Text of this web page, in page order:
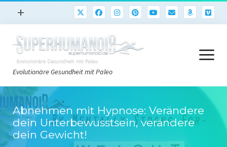
Menü
öffnen
+
Paleo
Rezepte
Sport
Abnehmen
Gehirn
Freeletics
Evolutionäre Gesundheit mit Paleo
Menü
öffnen
Paleo Start
Paleo Grundlagen 2.0
Quick-Start Paleo Guide
Abnehmen mit Hypnose: Verändere
dein Unterbewusstsein, verändere
dein Gewicht!